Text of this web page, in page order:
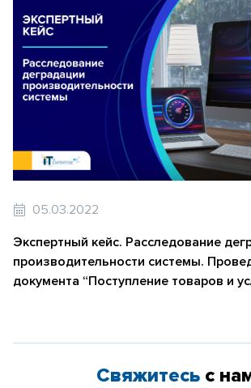
05.03.2022
Экспертный кейс. Расследование
производительности системы.
документа “Поступление товаров и
Свяжитесь с